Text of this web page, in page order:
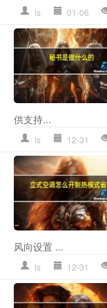
ls 01-06
供支持...
ls 12-31
风向设置 ...
ls 12-31